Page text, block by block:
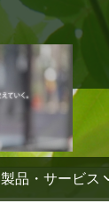
製品・サービス